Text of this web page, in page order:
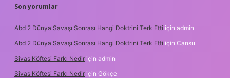
Son yorumlar
Abd 2 Dünya Savaşı Sonrası Hangi Doktrini Terk Etti için admin
Abd 2 Dünya Savaşı Sonrası Hangi Doktrini Terk Etti için Cansu
Sivas Köftesi Farkı Nedir için admin
Sivas Köftesi Farkı Nedir için Gökçe